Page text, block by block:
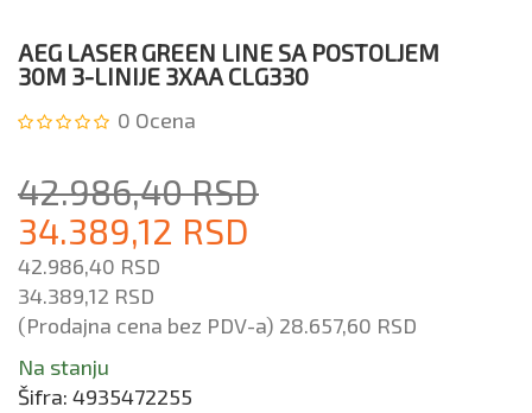
AEG LASER GREEN LINE SA POSTOLJEM
30M 3-LINIJE 3XAA CLG330
0 Ocena
42.986,40 RSD
34.389,12 RSD
42.986,40 RSD
34.389,12 RSD
(Prodajna cena bez PDV-a) 28.657,60 RSD
Na stanju
Šifra: 4935472255